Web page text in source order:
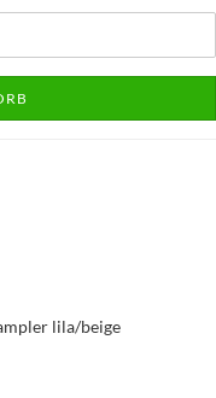
lila/beige